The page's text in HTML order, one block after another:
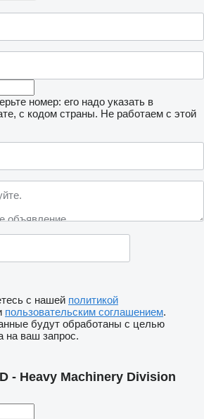
номер: его надо указать в
с кодом страны. Не работаем с этой
с нашей политикой
пользовательским соглашением.
будут обработаны с целью
на ваш запрос.
- Heavy Machinery Division